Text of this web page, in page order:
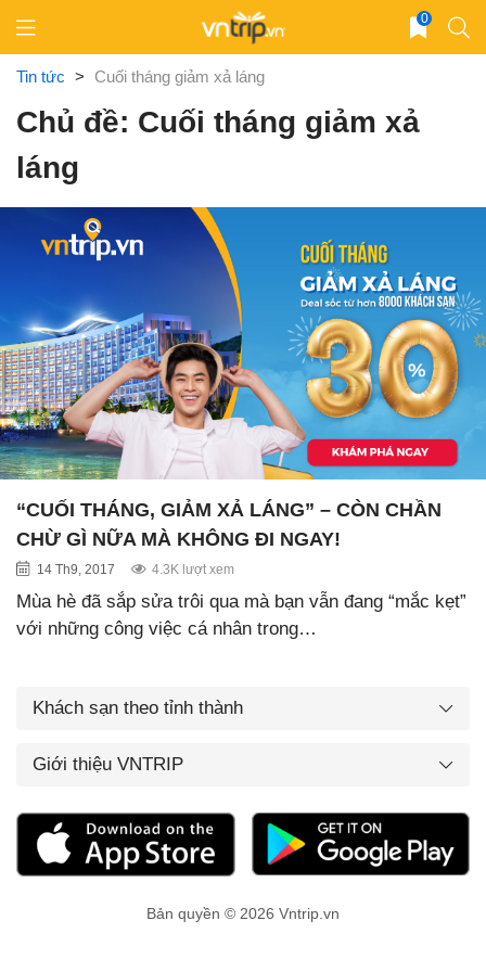
content
0
Tin tức > Cuối tháng giảm xả láng
Chủ đề: Cuối tháng giảm xả
láng
“CUỐI THÁNG, GIẢM XẢ LÁNG” – CÒN CHẦN
CHỪ GÌ NỮA MÀ KHÔNG ĐI NGAY!
14 Th9, 2017 4.3K lượt xem
Mùa hè đã sắp sửa trôi qua mà bạn vẫn đang “mắc kẹt”
với những công việc cá nhân trong…
Khách sạn theo tỉnh thành
Giới thiệu VNTRIP
Bản quyền © 2026 Vntrip.vn